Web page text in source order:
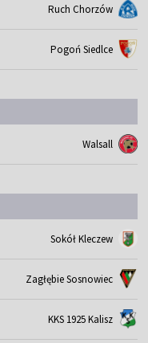
Ruch Chorzów
Pogoń Siedlce
Walsall
Sokół Kleczew
Zagłębie Sosnowiec
KKS 1925 Kalisz